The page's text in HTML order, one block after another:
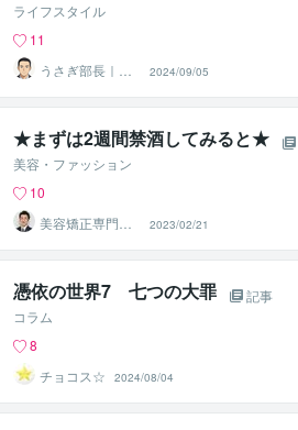
ライフスタイル
11
うさぎ部長｜外
資流キャリア戦
略コーチ
2024/09/05
★まずは2週間禁酒してみると★
美容・ファッション
10
美容矯正専門店
ウェミアス
2023/02/21
憑依の世界7 七つの大罪
記事
コラム
8
チョコス☆
2024/08/04